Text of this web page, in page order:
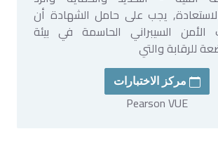
يجب على حامل الشهادة أن
الأمن السيبراني الحاسمة في بيئة
للرقابة والتي
مركز الاختبارات
Pearson VUE